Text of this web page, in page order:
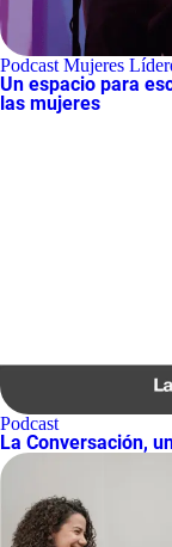
Podcast Mujeres
Un espacio para
las mujeres
Podcast
La Conversación,